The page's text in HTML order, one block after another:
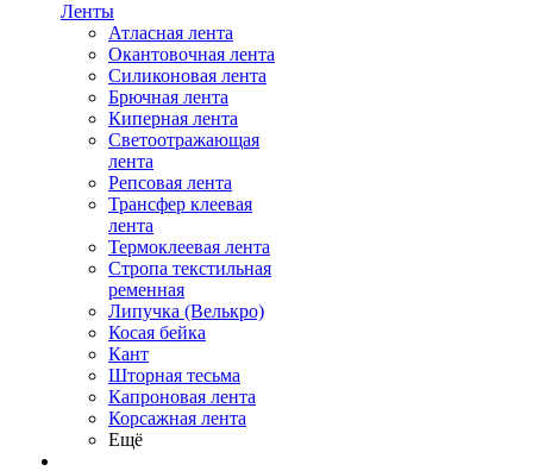
Ленты
Атласная лента
Окантовочная лента
Силиконовая лента
Брючная лента
Киперная лента
Светоотражающая
лента
Репсовая лента
Трансфер клеевая
лента
Термоклеевая лента
Стропа текстильная
ременная
Липучка (Велькро)
Косая бейка
Кант
Шторная тесьма
Капроновая лента
Корсажная лента
Ещё